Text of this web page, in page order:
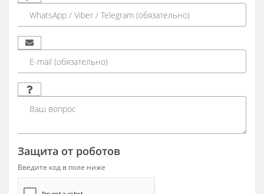
Защита от роботов
Введите код в поле ниже